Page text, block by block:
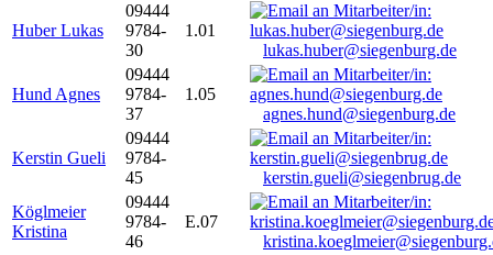
Huber Lukas
09444
9784-
30
1.01
lukas.huber@siegenburg.de
Hund Agnes
09444
9784-
37
1.05
agnes.hund@siegenburg.de
Kerstin Gueli
09444
9784-
45
kerstin.gueli@siegenbrug.de
Köglmeier
Kristina
09444
9784-
46
E.07